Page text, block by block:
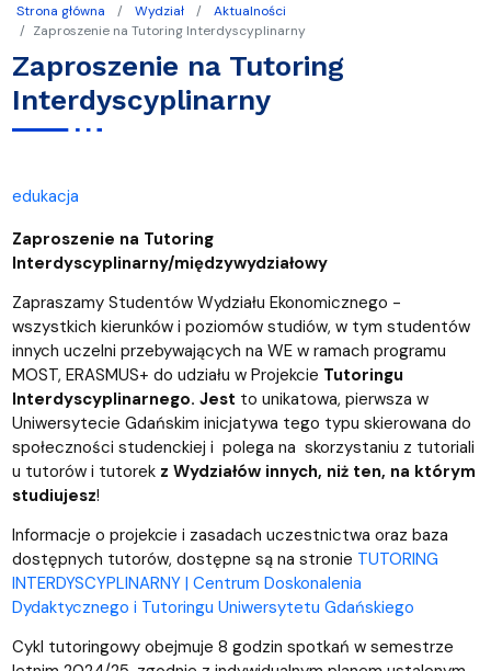
Strona główna Wydział
Aktualności
Zaproszenie na Tutoring Interdyscyplinarny
Zaproszenie na Tutoring
Interdyscyplinarny
edukacja
Zaproszenie na Tutoring
Interdyscyplinarny/międzywydziałowy
Zapraszamy Studentów Wydziału Ekonomicznego -
wszystkich kierunków i poziomów studiów, w tym studentów
innych uczelni przebywających na WE w ramach programu
MOST, ERASMUS+ do udziału w Projekcie Tutoringu
Interdyscyplinarnego. Jest to unikatowa, pierwsza w
Uniwersytecie Gdańskim inicjatywa tego typu skierowana do
społeczności studenckiej i polega na skorzystaniu z tutoriali
u tutorów i tutorek z Wydziałów innych, niż ten, na którym
studiujesz!
Informacje o projekcie i zasadach uczestnictwa oraz baza
dostępnych tutorów, dostępne są na stronie TUTORING
INTERDYSCYPLINARNY | Centrum Doskonalenia
Dydaktycznego i Tutoringu Uniwersytetu Gdańskiego
Cykl tutoringowy obejmuje 8 godzin spotkań w semestrze